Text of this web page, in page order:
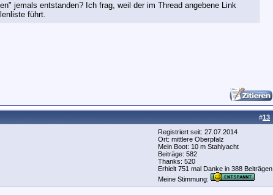
jemals entstanden? Ich frag, weil der im Thread angebene Link
führt.
#13
Registriert seit: 27.07.2014
Ort: mittlere Oberpfalz
Mein Boot: 10 m Stahlyacht
Beiträge: 582
Thanks: 520
Erhielt 751 mal Danke in 388 Beiträgen
Meine Stimmung: